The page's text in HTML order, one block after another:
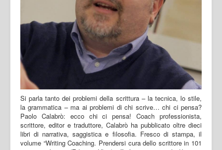
Si parla tanto dei problemi della scrittura – la tecnica, lo stile,
la grammatica – ma ai problemi di chi scrive… chi ci pensa?
Paolo Calabrò: ecco chi ci pensa! Coach professionista,
scrittore, editor e traduttore, Calabrò ha pubblicato oltre dieci
libri di narrativa, saggistica e filosofia. Fresco di stampa, il
volume “Writing Coaching. Prendersi cura dello scrittore in 101